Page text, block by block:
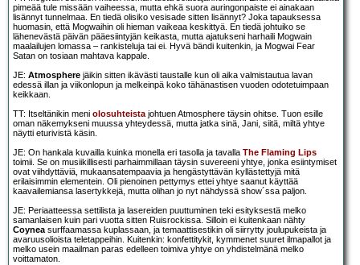
pimeää tule missään vaiheessa, mutta ehkä suora auringonpaiste ei ainakaan
lisännyt tunnelmaa. En tiedä olisiko vesisade sitten lisännyt? Joka tapauksessa
huomasin, että Mogwaihin oli hieman vaikeaa keskittyä. En tiedä johtuiko se
lähenevästä päivän pääesiintyjän keikasta, mutta ajatukseni harhaili Mogwain
maalailujen lomassa – rankisteluja tai ei. Hyvä bändi kuitenkin, ja Mogwai Fear
Satan on tosiaan mahtava kappale.
JE: Atmosphere jäikin sitten ikävästi taustalle kun oli aika valmistautua lavan
edessä illan ja viikonlopun ja melkeinpä koko tähänastisen vuoden odotetuimpaan
keikkaan.
TT: Itseltänikin meni olosuhteistajohtuen Atmosphere täysin ohitse. Tuon esille
oman näkemykseni muussa yhteydessä, mutta jatka sinä, Jani, siitä, miltä yhtye
näytti eturivistä käsin.
JE: On hankala kuvailla kuinka monella eri tasolla ja tavalla The Flaming Lips
toimii. Se on musiikillisesti parhaimmillaan täysin suvereeni yhtye, jonka esiintymiset
ovat viihdyttäviä, mukaansatempaavia ja hengästyttävän kyllästettyjä mitä
erilaisimmin elementein. Oli pienoinen pettymys ettei yhtye saanut käyttää
kaavailemiansa lasertykkejä, mutta olihan jo nyt nähdyssä show´ssa paljon.
JE: Periaatteessa settilista ja lasereiden puuttuminen teki esityksestä melko
samanlaisen kuin pari vuotta sitten Ruisrockissa. Silloin ei kuitenkaan nähty
Coyneasurffaamassa kuplassaan, ja temaattisestikin oli siirrytty joulupukeista ja
avaruusolioista teletappeihin. Kuitenkin: konfettitykit, kymmenet suuret ilmapallot ja
melko usein maailman paras edelleen toimiva yhtye on yhdistelmänä melko
voittamaton.